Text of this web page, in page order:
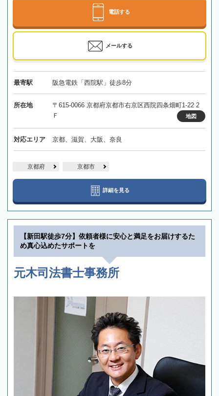
電話する
メールする
最寄駅 阪急電鉄「西院駅」徒歩8分
所在地
〒615-0066 京都府京都市右京区西院四条畑町1-22 2
Ｆ
地図
対応エリア 京都、滋賀、大阪、奈良
京都府 京都市
詳細を見る
【新田駅徒歩7分】依頼者様に安心と満足をお届けするた
め真心込めたサポートを
元木司法書士事務所